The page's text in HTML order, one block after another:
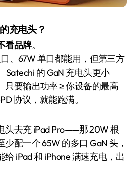
充电头？
看品牌。
、67W 单口都能用，但第三方
Satechi 的 GaN 充电头更小
只要输出功率 ≥ 你设备的最高
协议，就能跑满。
头去充 iPad Pro——那 20W 根
配一个 65W 的多口 GaN 头，
iPad 和 iPhone 满速充电，出